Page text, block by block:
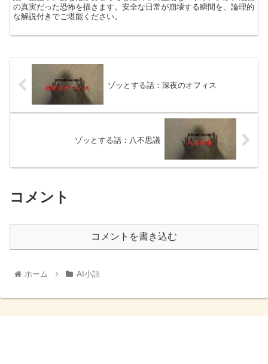
の真実だった恐怖を描きます。安全な日常が崩壊する瞬間を、論理的
な解説付きでご堪能ください。
ゾッとする話：深夜のオフィス
ゾッとする話：八不思議
コメント
コメントを書き込む
ホーム AI小話